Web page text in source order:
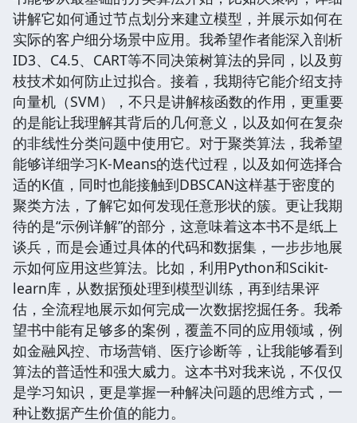
讲解它如何通过节点划分来建立模型，并展示如何在
实际的客户细分场景中应用。我希望作者能深入剖析
ID3、C4.5、CART等不同决策树算法的异同，以及剪
枝技术如何防止过拟合。接着，我期待它能介绍支持
向量机（SVM），不只是讲解核函数的作用，更重要
的是能让我理解其背后的几何意义，以及如何在复杂
的非线性分类问题中使用它。对于聚类算法，我希望
能够详细学习K-Means的迭代过程，以及如何选择合
适的K值，同时也能接触到DBSCAN这样基于密度的
聚类方法，了解它如何发现任意形状的簇。更让我期
待的是“示例详解”的部分，这意味着这本书不是纸上
谈兵，而是会通过具体的代码和数据集，一步步地展
示如何应用这些算法。比如，利用Python和Scikit-
learn库，从数据预处理到模型训练，再到结果评
估，全流程地展示如何完成一次数据挖掘任务。我希
望书中能有足够多的案例，覆盖不同的应用领域，例
如金融风控、市场营销、医疗诊断等，让我能够看到
算法的普适性和强大威力。这本书对我来说，不仅仅
是学习知识，更是掌握一种解决问题的思维方式，一
种让数据产生价值的能力。